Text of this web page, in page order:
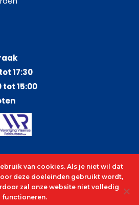
17:30
tot 15:00
voorbehouden - C&O Cruises
van cookies. Als je niet wil dat
deze doeleinden gebruikt wordt,
zal onze website niet volledig
functioneren.